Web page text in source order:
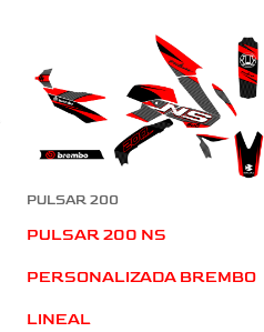
PULSAR 200
PULSAR 200 NS
PERSONALIZADA BREMBO
LINEAL